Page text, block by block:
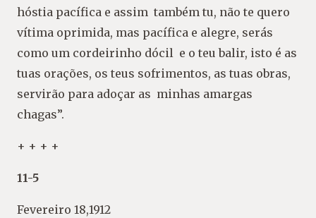
hóstia pacífica e assim também tu, não te quero
vítima oprimida, mas pacífica e alegre, serás
como um cordeirinho dócil e o teu balir, isto é as
tuas orações, os teus sofrimentos, as tuas obras,
servirão para adoçar as minhas amargas
chagas”.
+ + + +
11-5
Fevereiro 18,1912